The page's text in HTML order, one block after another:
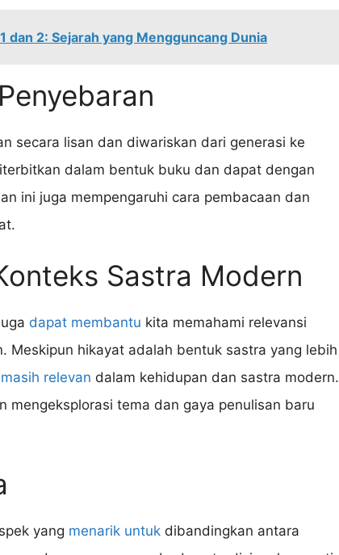
dan 2: Sejarah yang Mengguncang Dunia
secara lisan dan diwariskan dari generasi ke
dalam bentuk buku dan dapat dengan
ini juga mempengaruhi cara pembacaan dan
Sastra Modern
dapat membantu kita memahami relevansi
Meskipun hikayat adalah bentuk sastra yang lebih
relevan dalam kehidupan dan sastra modern.
mengeksplorasi tema dan gaya penulisan baru
yang menarik untuk dibandingkan antara